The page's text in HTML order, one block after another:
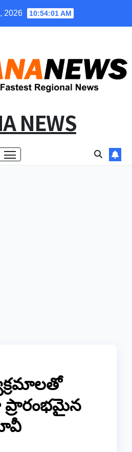
2026 10:54:02 AM
NEWS